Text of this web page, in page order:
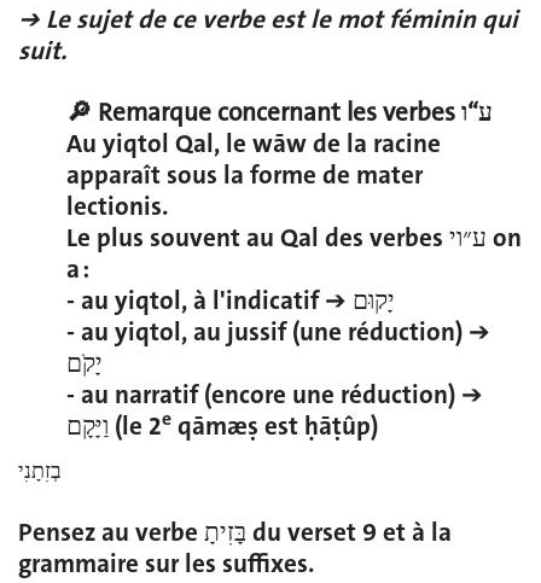
➔ Le sujet de ce verbe est le mot féminin qui
suit.
🔎 Remarque concernant les verbes ע“ו
Au yiqtol Qal, le wāw de la racine
apparaît sous la forme de mater
lectionis.
Le plus souvent au Qal des verbes ע״וי on
a :
- au yiqtol, à l'indicatif ➔ יָקוּם
- au yiqtol, au jussif (une réduction) ➔
יָקֹם
- au narratif (encore une réduction) ➔
וַיָּקָם (le 2e qāmæṣ est ḥāṭûp)
בְזִתָנִי
Pensez au verbe בָּזִיתָ du verset 9 et à la
grammaire sur les suffixes.